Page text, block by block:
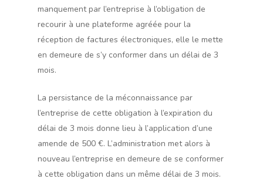
manquement par l’entreprise à l’obligation de
recourir à une plateforme agréée pour la
réception de factures électroniques, elle le mette
en demeure de s’y conformer dans un délai de 3
mois.
La persistance de la méconnaissance par
l’entreprise de cette obligation à l’expiration du
délai de 3 mois donne lieu à l’application d’une
amende de 500 €. L’administration met alors à
nouveau l’entreprise en demeure de se conformer
à cette obligation dans un même délai de 3 mois.